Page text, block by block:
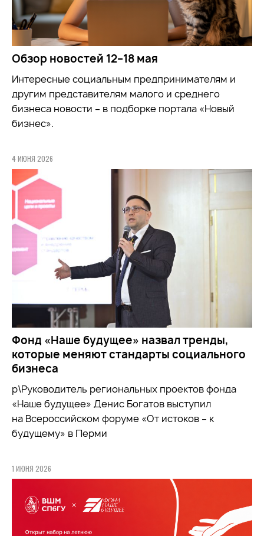
Обзор новостей 12–18 мая
Интересные социальным предпринимателям и
другим представителям малого и среднего
бизнеса новости – в подборке портала «Новый
бизнес».
4 ИЮНЯ 2026
Фонд «Наше будущее» назвал тренды,
которые меняют стандарты социального
бизнеса
р\Руководитель региональных проектов фонда
«Наше будущее» Денис Богатов выступил
на Всероссийском форуме «От истоков – к
будущему» в Перми
1 ИЮНЯ 2026